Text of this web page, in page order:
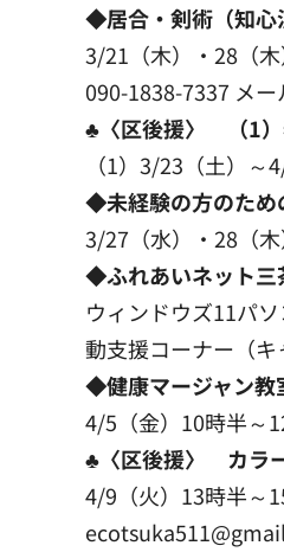
◆居合・剣術（知心
3/21（木）・28（
090-1838-7337 メ
♣〈区後援〉 （1）
（1）3/23（土）
◆未経験の方のため
3/27（水）・28（
◆ふれあいネット三
ウィンドウズ11パ
動支援コーナー（
◆健康マージャン教
4/5（金）10時半～
♣〈区後援〉 カラ
4/9（火）13時半～